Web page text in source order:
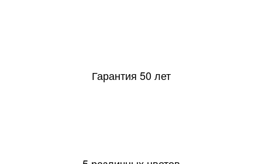
Гарантия 50 лет